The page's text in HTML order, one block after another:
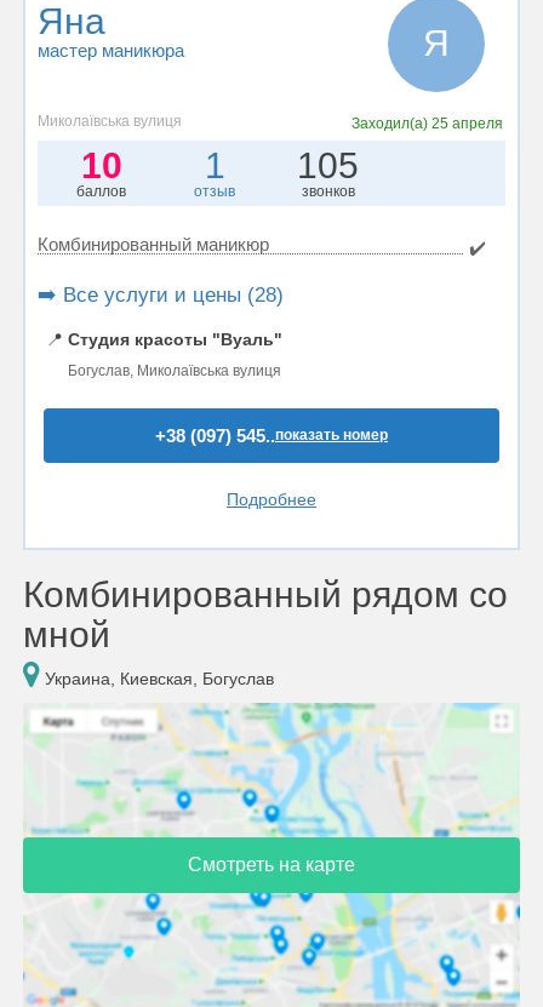
Яна
мастер маникюра Я
Миколаївська вулиця Заходил(а)25 апреля
10
баллов
1
отзыв
105
звонков
Комбинированный маникюр ✔️
➡️ Все услуги и цены (28)
📍 Студия красоты "Вуаль"
Богуслав, Миколаївська вулиця
+38 (097) 545..показать номер
Подробнее
Комбинированный рядом со
мной
Украина, Киевская, Богуслав
Смотреть на карте